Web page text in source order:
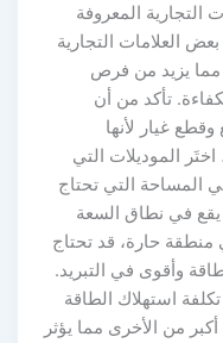
التجارية المعروفة
العلامات التجارية
مما يزيد من فرص
تأكد من أن
وقطع غيار لأنها
الموديلات التي
المساحة التي تحتاج
يقع في نطاق السعة
حارة، قد تحتاج
وأقوى في التبريد.
استهلاك الطاقة
من الأخرى مما يؤثر